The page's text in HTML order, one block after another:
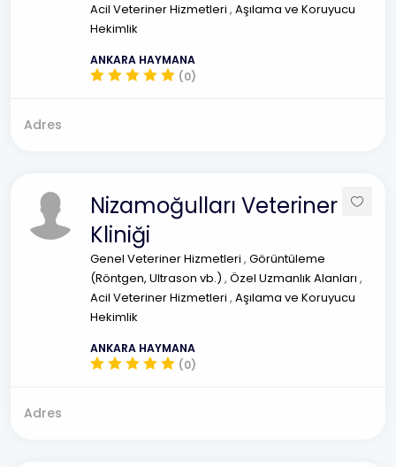
Acil Veteriner Hizmetleri , Aşılama ve Koruyucu
Hekimlik
ANKARA HAYMANA
(0)
Adres
Nizamoğulları Veteriner
Kliniği
Genel Veteriner Hizmetleri , Görüntüleme
(Röntgen, Ultrason vb.) , Özel Uzmanlık Alanları ,
Acil Veteriner Hizmetleri , Aşılama ve Koruyucu
Hekimlik
ANKARA HAYMANA
(0)
Adres